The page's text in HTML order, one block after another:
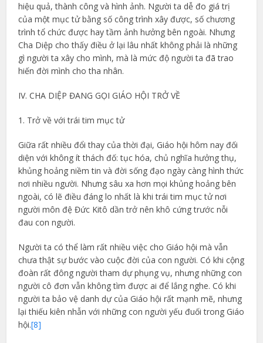
hiệu quả, thành công và hình ảnh. Người ta dễ đo giá trị
của một mục tử bằng số công trình xây được, số chương
trình tổ chức được hay tầm ảnh hưởng bên ngoài. Nhưng
Cha Diệp cho thấy điều ở lại lâu nhất không phải là những
gì người ta xây cho mình, mà là mức độ người ta đã trao
hiến đời mình cho tha nhân.
IV. CHA DIỆP ĐANG GỌI GIÁO HỘI TRỞ VỀ
1. Trở về với trái tim mục tử
Giữa rất nhiều đổi thay của thời đại, Giáo hội hôm nay đối
diện với không ít thách đố: tục hóa, chủ nghĩa hưởng thụ,
khủng hoảng niềm tin và đời sống đạo ngày càng hình thức
nơi nhiều người. Nhưng sâu xa hơn mọi khủng hoảng bên
ngoài, có lẽ điều đáng lo nhất là khi trái tim mục tử nơi
người môn đệ Đức Kitô dần trở nên khô cứng trước nỗi
đau con người.
Người ta có thể làm rất nhiều việc cho Giáo hội mà vẫn
chưa thật sự bước vào cuộc đời của con người. Có khi cộng
đoàn rất đông người tham dự phụng vụ, nhưng những con
người cô đơn vẫn không tìm được ai để lắng nghe. Có khi
người ta bảo vệ danh dự của Giáo hội rất mạnh mẽ, nhưng
lại thiếu kiên nhẫn với những con người yếu đuối trong Giáo
hội.[8]